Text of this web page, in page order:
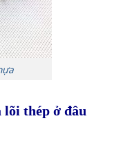
lõi thép ở đâu